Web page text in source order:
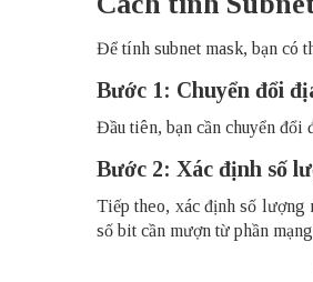
Để tính subnet mask, bạn có
Bước 1: Chuyển đổi
Đầu tiên, bạn cần chuyển đổi
Bước 2: Xác định số
Tiếp theo, xác định số lượng
số bit cần mượn từ phần